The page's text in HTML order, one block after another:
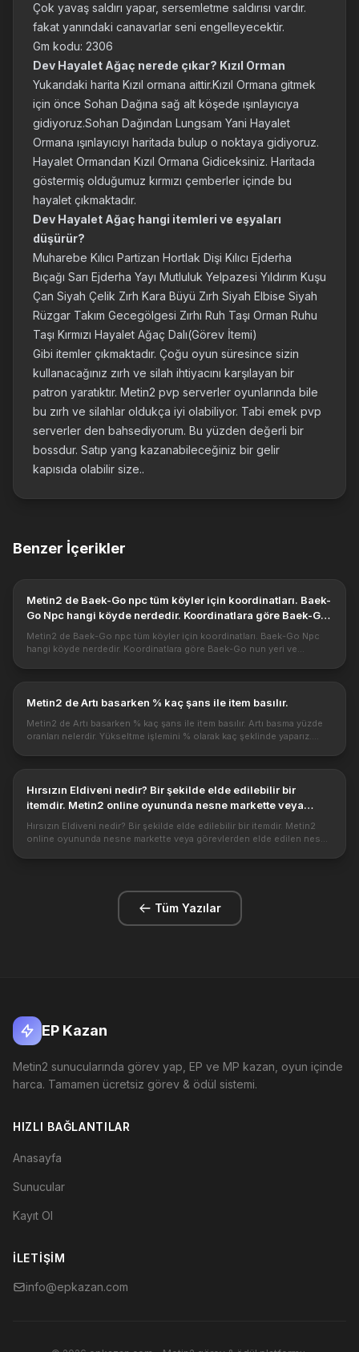
Çok yavaş saldırı yapar, sersemletme saldırısı vardır.
fakat yanındaki canavarlar seni engelleyecektir.
Gm kodu: 2306
Dev Hayalet Ağaç nerede çıkar? Kızıl Orman
Yukarıdaki harita Kızıl ormana aittir.Kızıl Ormana gitmek
için önce Sohan Dağına sağ alt köşede ışınlayıcıya
gidiyoruz.Sohan Dağından Lungsam Yani Hayalet
Ormana ışınlayıcıyı haritada bulup o noktaya gidiyoruz.
Hayalet Ormandan Kızıl Ormana Gidiceksiniz. Haritada
göstermiş olduğumuz kırmızı çemberler içinde bu
hayalet çıkmaktadır.
Dev Hayalet Ağaç hangi itemleri ve eşyaları
düşürür?
Muharebe Kılıcı Partizan Hortlak Dişi Kılıcı Ejderha
Bıçağı Sarı Ejderha Yayı Mutluluk Yelpazesi Yıldırım Kuşu
Çan Siyah Çelik Zırh Kara Büyü Zırh Siyah Elbise Siyah
Rüzgar Takım Gecegölgesi Zırhı Ruh Taşı Orman Ruhu
Taşı Kırmızı Hayalet Ağaç Dalı(Görev İtemi)
Gibi itemler çıkmaktadır. Çoğu oyun süresince sizin
kullanacağınız zırh ve silah ihtiyacını karşılayan bir
patron yaratıktır. Metin2 pvp serverler oyunlarında bile
bu zırh ve silahlar oldukça iyi olabiliyor. Tabi emek pvp
serverler den bahsediyorum. Bu yüzden değerli bir
bossdur. Satıp yang kazanabileceğiniz bir gelir
kapısıda olabilir size..
Benzer İçerikler
Metin2 de Baek-Go npc tüm köyler için koordinatları. Baek-
Go Npc hangi köyde nerdedir. Koordinatlara göre Baek-Go
nun yeri ve görevleri.
Metin2 de Baek-Go npc tüm köyler için koordinatları. Baek-Go Npc
hangi köyde nerdedir. Koordinatlara göre Baek-Go nun yeri ve
Metin2 de Artı basarken % kaç şans ile item basılır.
Metin2 de Artı basarken % kaç şans ile item basılır. Artı basma yüzde
oranları nelerdir. Yükseltme işlemini % olarak kaç şeklinde yaparız.
Hırsızın Eldiveni nedir? Bir şekilde elde edilebilir bir
itemdir. Metin2 online oyununda nesne markette veya
görevlerden elde edilen nesne Hırsızın Eldiveni rehberi
Hırsızın Eldiveni nedir? Bir şekilde elde edilebilir bir itemdir. Metin2
online oyununda nesne markette veya görevlerden elde edilen nesne
Tüm Yazılar
EP Kazan
Metin2 sunucularında görev yap, EP ve MP kazan, oyun içinde
harca. Tamamen ücretsiz görev & ödül sistemi.
HIZLI BAĞLANTILAR
Anasayfa
Sunucular
Kayıt Ol
İLETIŞIM
info@epkazan.com